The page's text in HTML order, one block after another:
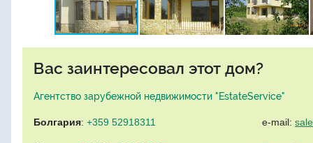
Вас заинтересовал этот дом?
Агентство зарубежной недвижимости "EstateService"
Болгария: +359 52918311 e-mail: